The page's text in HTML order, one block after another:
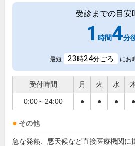
受診までの目安
1 時間4分
最短 23時24分ごろ にお
受付時間 月 火 水
0:00～24:00 ● ● ● ●
その他
急な発熱、悪天候など直接医療機関に